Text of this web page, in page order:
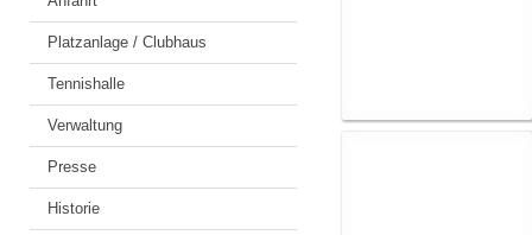
Platzanlage / Clubhaus
Tennishalle
Verwaltung
Presse
Historie